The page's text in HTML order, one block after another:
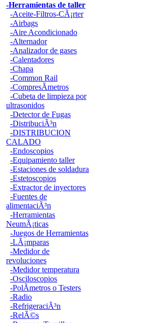
-Herramientas de taller
-Aceite-Filtros-CÃ¡rter
-Airbags
-Aire Acondicionado
-Alternador
-Analizador de gases
-Calentadores
-Chapa
-Common Rail
-CompresÃ­metros
-Cubeta de limpieza por
ultrasonidos
-Detector de Fugas
-DistribuciÃ³n
-DISTRIBUCION
CALADO
-Endoscopios
-Equipamiento taller
-Estaciones de soldadura
-Estetoscopios
-Extractor de inyectores
-Fuentes de
alimentaciÃ³n
-Herramientas
NeumÃ¡ticas
-Juegos de Herramientas
-LÃ¡mparas
-Medidor de
revoluciones
-Medidor temperatura
-Osciloscopios
-PolÃ­metros o Testers
-Radio
-RefrigeraciÃ³n
-RelÃ©s